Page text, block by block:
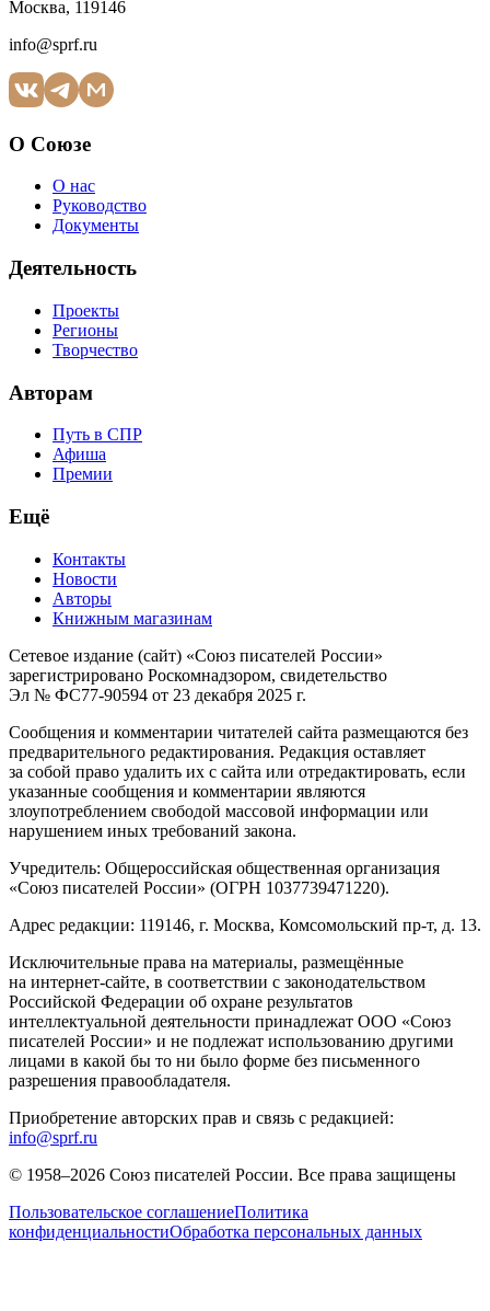
Москва, 119146
info@sprf.ru
О Союзе
О нас
Руководство
Документы
Деятельность
Проекты
Регионы
Творчество
Авторам
Путь в СПР
Афиша
Премии
Ещё
Контакты
Новости
Авторы
Книжным магазинам
Сетевое издание (сайт) «Союз писателей России»
зарегистрировано Роскомнадзором, свидетельство
Эл № ФС77-90594 от 23 декабря 2025 г.
Сообщения и комментарии читателей сайта размещаются без
предварительного редактирования. Редакция оставляет
за собой право удалить их с сайта или отредактировать, если
указанные сообщения и комментарии являются
злоупотреблением свободой массовой информации или
нарушением иных требований закона.
Учредитель: Общероссийская общественная организация
«Союз писателей России» (ОГРН 1037739471220).
Адрес редакции: 119146, г. Москва, Комсомольский пр-т, д. 13.
Исключительные права на материалы, размещённые
на интернет-сайте, в соответствии с законодательством
Российской Федерации об охране результатов
интеллектуальной деятельности принадлежат ООО «Союз
писателей России» и не подлежат использованию другими
лицами в какой бы то ни было форме без письменного
разрешения правообладателя.
Приобретение авторских прав и связь с редакцией:
info@sprf.ru
© 1958–2026 Союз писателей России. Все права защищены
Пользовательское соглашениеПолитика
конфиденциальностиОбработка персональных данных